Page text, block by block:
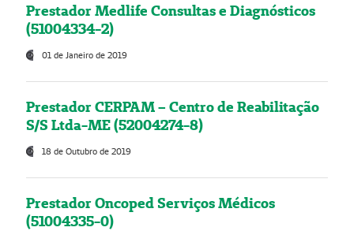
Prestador Medlife Consultas e Diagnósticos
(51004334-2)
01 de Janeiro de 2019
Prestador CERPAM – Centro de Reabilitação
S/S Ltda-ME (52004274-8)
18 de Outubro de 2019
Prestador Oncoped Serviços Médicos
(51004335-0)